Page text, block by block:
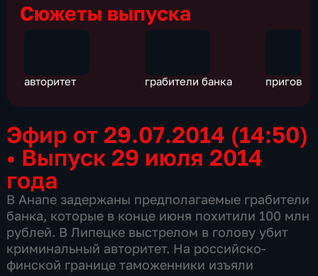
Сюжеты выпуска
авторитет грабители банка приговор
Эфир от 29.07.2014 (14:50)
• Выпуск 29 июля 2014
года
В Анапе задержаны предполагаемые грабители
банка, которые в конце июня похитили 100 млн
рублей. В Липецке выстрелом в голову убит
криминальный авторитет. На российско-
финской границе таможенники изъяли